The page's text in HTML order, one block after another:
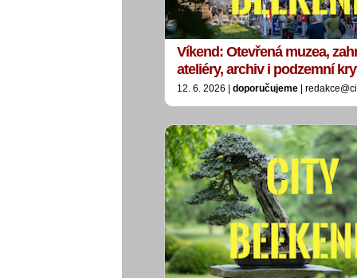
Víkend: Otevřená muzea,
ateliéry, archiv i podzemní
12. 6. 2026 | doporučujeme |